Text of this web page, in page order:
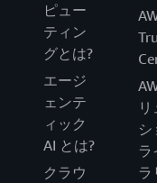
ピュー
ティン
グとは?
エージ
ェンテ
ィック
AI とは?
クラウ
シ
ラ
ラ